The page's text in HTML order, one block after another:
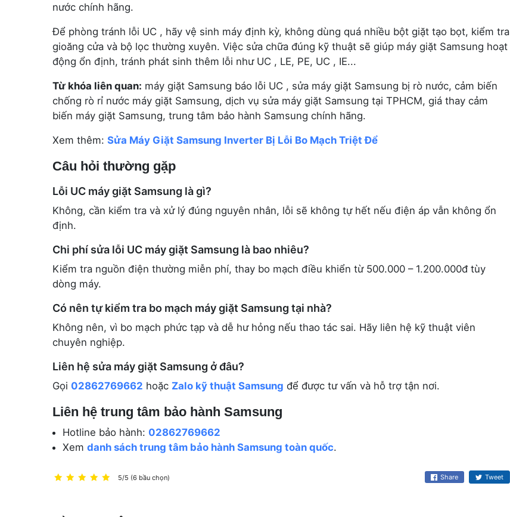
nước chính hãng.
Để phòng tránh lỗi UC , hãy vệ sinh máy định kỳ, không dùng quá nhiều bột giặt tạo bọt, kiểm tra
gioăng cửa và bộ lọc thường xuyên. Việc sửa chữa đúng kỹ thuật sẽ giúp máy giặt Samsung hoạt
động ổn định, tránh phát sinh thêm lỗi như UC , LE, PE, UC , IE...
Từ khóa liên quan: máy giặt Samsung báo lỗi UC , sửa máy giặt Samsung bị rò nước, cảm biến
chống rò rỉ nước máy giặt Samsung, dịch vụ sửa máy giặt Samsung tại TPHCM, giá thay cảm
biến máy giặt Samsung, trung tâm bảo hành Samsung chính hãng.
Xem thêm: Sửa Máy Giặt Samsung Inverter Bị Lỗi Bo Mạch Triệt Để
Câu hỏi thường gặp
Lỗi UC máy giặt Samsung là gì?
Không, cần kiểm tra và xử lý đúng nguyên nhân, lỗi sẽ không tự hết nếu điện áp vẫn không ổn
định.
Chi phí sửa lỗi UC máy giặt Samsung là bao nhiêu?
Kiểm tra nguồn điện thường miễn phí, thay bo mạch điều khiển từ 500.000 – 1.200.000đ tùy
dòng máy.
Có nên tự kiểm tra bo mạch máy giặt Samsung tại nhà?
Không nên, vì bo mạch phức tạp và dễ hư hỏng nếu thao tác sai. Hãy liên hệ kỹ thuật viên
chuyên nghiệp.
Liên hệ sửa máy giặt Samsung ở đâu?
Gọi 02862769662 hoặc Zalo kỹ thuật Samsung để được tư vấn và hỗ trợ tận nơi.
Liên hệ trung tâm bảo hành Samsung
Hotline bảo hành: 02862769662
Xem danh sách trung tâm bảo hành Samsung toàn quốc.
5/5 (6 bầu chọn) Share Tweet